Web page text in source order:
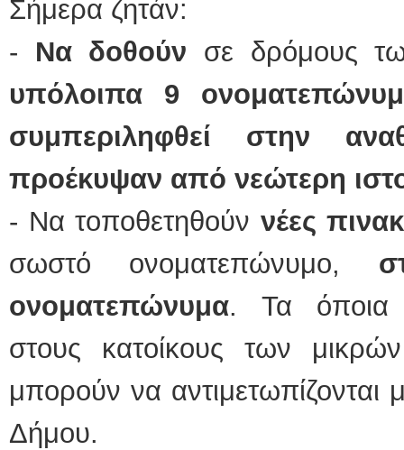
Σήμερα ζητάν:
- Να δοθούν σε δρόμους
υπόλοιπα 9
συμπεριληφθεί στην
προέκυψαν από νεώτερη
- Να τοποθετηθούν νέες
σωστό ονοματεπώνυμο,
ονοματεπώνυμα. Τα όποια
στους κατοίκους των
μπορούν να αντιμετωπίζονται
Δήμου.